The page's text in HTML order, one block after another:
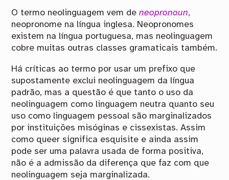
O termo neolinguagem vem deneopronoun,
neopronome na língua inglesa. Neopronomes
existem na língua portuguesa, mas neolinguagem
cobre muitas outras classes gramaticais também.
Há críticas ao termo por usar um prefixo que
supostamente exclui neolinguagem da língua
padrão, mas a questão é que tanto o uso da
neolinguagem como linguagem neutra quanto seu
uso como linguagem pessoal são marginalizados
por instituições misóginas e cissexistas. Assim
como queer significa esquisite e ainda assim
pode ser uma palavra usada de forma positiva,
não é a admissão da diferença que faz com que
neolinguagem seja marginalizada.